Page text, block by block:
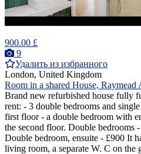
900.00 £
9
Удалить из избранного
London, United Kingdom
Room in a shared House, Raymead
Brand new refurbished house fully
rent: - 3 double bedrooms and
first floor - a double bedroom with
the second floor. Double bedrooms
Double bedroom, ensuite - £900 It
living room, a separate W. C on the